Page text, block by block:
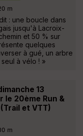
m
: une boucle dans
jusqu'à Lacroix-
et 50 % sur
quelques
à gué, un arbre
à vélo ! »
13
le 20ème Run &
et VTT)
m